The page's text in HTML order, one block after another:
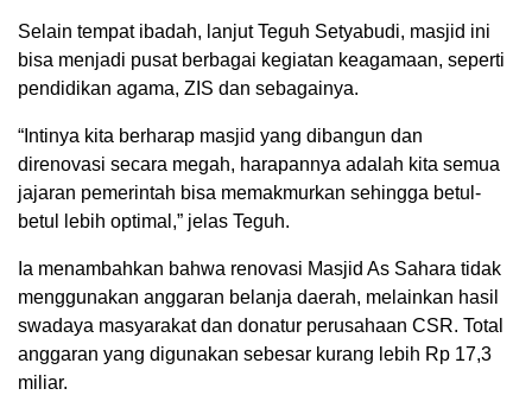
Selain tempat ibadah, lanjut Teguh Setyabudi, masjid ini
bisa menjadi pusat berbagai kegiatan keagamaan, seperti
pendidikan agama, ZIS dan sebagainya.
“Intinya kita berharap masjid yang dibangun dan
direnovasi secara megah, harapannya adalah kita semua
jajaran pemerintah bisa memakmurkan sehingga betul-
betul lebih optimal,” jelas Teguh.
Ia menambahkan bahwa renovasi Masjid As Sahara tidak
menggunakan anggaran belanja daerah, melainkan hasil
swadaya masyarakat dan donatur perusahaan CSR. Total
anggaran yang digunakan sebesar kurang lebih Rp 17,3
miliar.